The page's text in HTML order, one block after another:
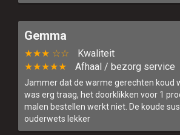
Gemma
★★★ ☆☆
Kwaliteit
★★★★★
Afhaal / bezorg service
Jammer dat de warme gerechten koud
was erg traag, het doorklikken voor 1
malen bestellen werkt niet. De koude
ouderwets lekker